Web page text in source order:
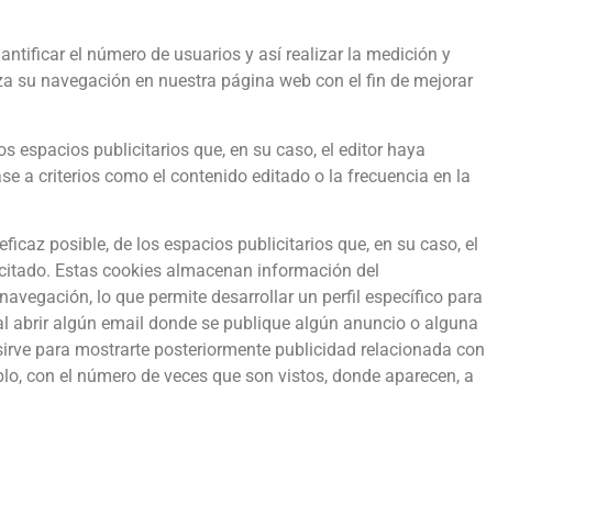
el número de usuarios y así realizar la medición y
su navegación en nuestra página web con el fin de mejorar
espacios publicitarios que, en su caso, el editor haya
a criterios como el contenido editado o la frecuencia en la
posible, de los espacios publicitarios que, en su caso, el
Estas cookies almacenan información del
lo que permite desarrollar un perfil específico para
algún email donde se publique algún anuncio o alguna
para mostrarte posteriormente publicidad relacionada con
con el número de veces que son vistos, donde aparecen, a